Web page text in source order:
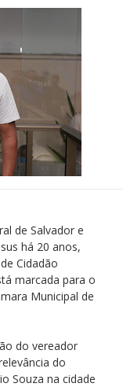
de Salvador e
há 20 anos,
Cidadão
marcada para o
Municipal de
do vereador
do
Souza na cidade